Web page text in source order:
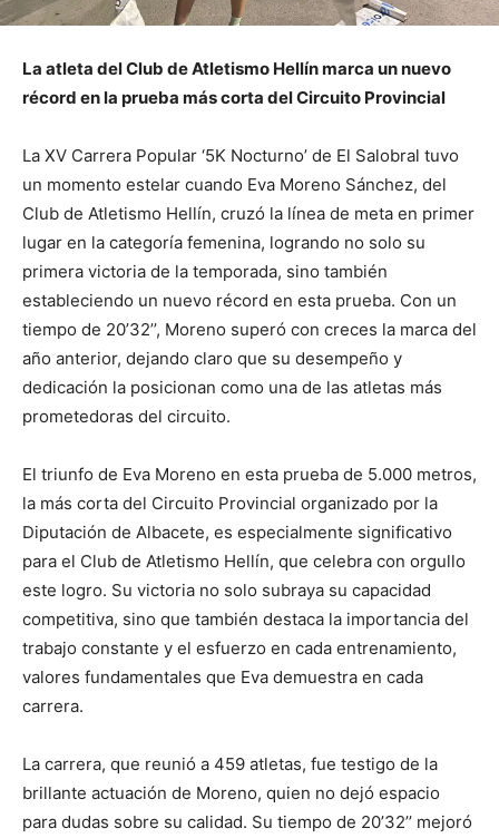
La atleta del Club de Atletismo Hellín marca un nuevo
récord en la prueba más corta del Circuito Provincial
La XV Carrera Popular ‘5K Nocturno’ de El Salobral tuvo
un momento estelar cuando Eva Moreno Sánchez, del
Club de Atletismo Hellín, cruzó la línea de meta en primer
lugar en la categoría femenina, logrando no solo su
primera victoria de la temporada, sino también
estableciendo un nuevo récord en esta prueba. Con un
tiempo de 20’32’’, Moreno superó con creces la marca del
año anterior, dejando claro que su desempeño y
dedicación la posicionan como una de las atletas más
prometedoras del circuito.
El triunfo de Eva Moreno en esta prueba de 5.000 metros,
la más corta del Circuito Provincial organizado por la
Diputación de Albacete, es especialmente significativo
para el Club de Atletismo Hellín, que celebra con orgullo
este logro. Su victoria no solo subraya su capacidad
competitiva, sino que también destaca la importancia del
trabajo constante y el esfuerzo en cada entrenamiento,
valores fundamentales que Eva demuestra en cada
carrera.
La carrera, que reunió a 459 atletas, fue testigo de la
brillante actuación de Moreno, quien no dejó espacio
para dudas sobre su calidad. Su tiempo de 20’32’’ mejoró